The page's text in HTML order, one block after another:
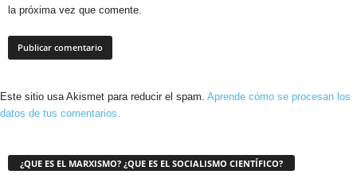
la próxima vez que comente.
Este sitio usa Akismet para reducir el spam. Aprende cómo se procesan los
datos de tus comentarios.
¿QUE ES EL MARXISMO? ¿QUE ES EL SOCIALISMO CIENTÍFICO?